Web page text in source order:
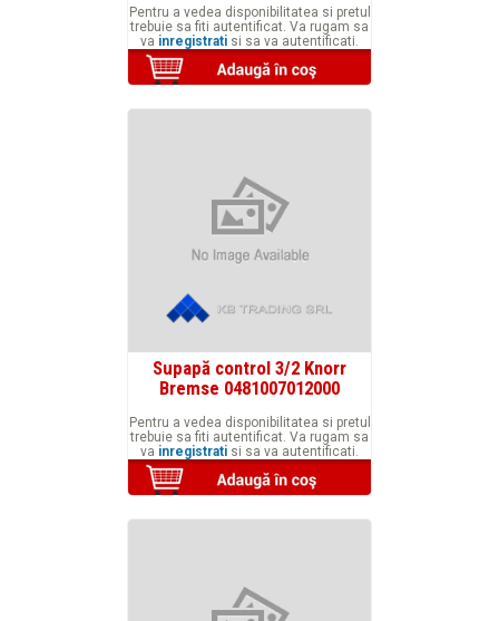
Pentru a vedea disponibilitatea si pretul
trebuie sa fiti autentificat. Va rugam sa
va inregistrati si sa va autentificati.
Supapă control 3/2 Knorr
Bremse 0481007012000
Pentru a vedea disponibilitatea si pretul
trebuie sa fiti autentificat. Va rugam sa
va inregistrati si sa va autentificati.